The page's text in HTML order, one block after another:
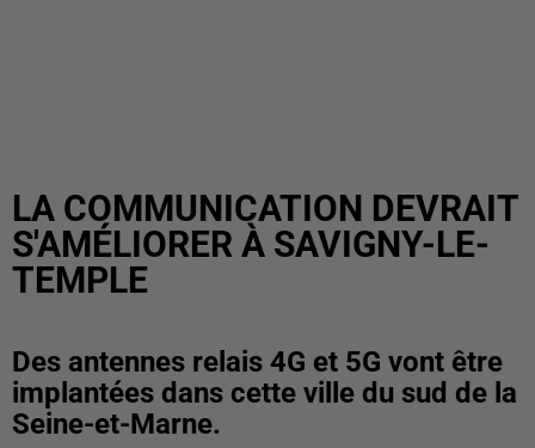
LA COMMUNICATION DEVRAIT
S'AMÉLIORER À SAVIGNY-LE-
TEMPLE
Des antennes relais 4G et 5G vont être
implantées dans cette ville du sud de la
Seine-et-Marne.